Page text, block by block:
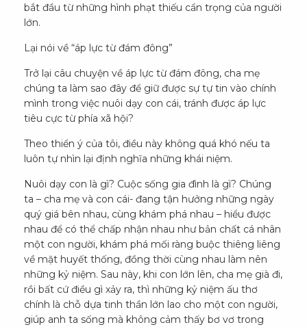
bắt đầu từ những hình phạt thiếu cẩn trọng của người
lớn.
Lại nói về “áp lực từ đám đông”
Trở lại câu chuyện về áp lực từ đám đông, cha mẹ
chúng ta làm sao đây để giữ được sự tự tin vào chính
mình trong việc nuôi dạy con cái, tránh được áp lực
tiêu cực từ phía xã hội?
Theo thiển ý của tôi, điều này không quá khó nếu ta
luôn tự nhìn lại định nghĩa những khái niệm.
Nuôi dạy con là gì? Cuộc sống gia đình là gì? Chúng
ta – cha mẹ và con cái- đang tận hưởng những ngày
quý giá bên nhau, cùng khám phá nhau – hiểu được
nhau để có thể chấp nhận nhau như bản chất cá nhân
một con người, khám phá mối ràng buộc thiêng liêng
về mặt huyết thống, đồng thời cùng nhau làm nên
những kỷ niệm. Sau này, khi con lớn lên, cha mẹ già đi,
rồi bất cứ điều gì xảy ra, thì những kỷ niệm ấu thơ
chính là chỗ dựa tinh thần lớn lao cho một con người,
giúp anh ta sống mà không cảm thấy bơ vơ trong